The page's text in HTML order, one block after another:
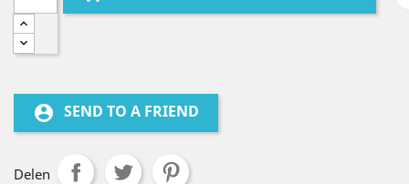
account_circle SEND TO A FRIEND
Delen